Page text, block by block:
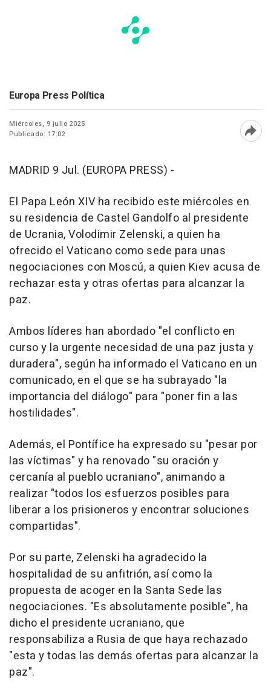
Europa Press Política
Miércoles, 9 julio 2025
Publicado: 17:02
MADRID 9 Jul. (EUROPA PRESS) -
El Papa León XIV ha recibido este miércoles en
su residencia de Castel Gandolfo al presidente
de Ucrania, Volodimir Zelenski, a quien ha
ofrecido el Vaticano como sede para unas
negociaciones con Moscú, a quien Kiev acusa de
rechazar esta y otras ofertas para alcanzar la
paz.
Ambos líderes han abordado "el conflicto en
curso y la urgente necesidad de una paz justa y
duradera", según ha informado el Vaticano en un
comunicado, en el que se ha subrayado "la
importancia del diálogo" para "poner fin a las
hostilidades".
Además, el Pontífice ha expresado su "pesar por
las víctimas" y ha renovado "su oración y
cercanía al pueblo ucraniano", animando a
realizar "todos los esfuerzos posibles para
liberar a los prisioneros y encontrar soluciones
compartidas".
Por su parte, Zelenski ha agradecido la
hospitalidad de su anfitrión, así como la
propuesta de acoger en la Santa Sede las
negociaciones. "Es absolutamente posible", ha
dicho el presidente ucraniano, que
responsabiliza a Rusia de que haya rechazado
"esta y todas las demás ofertas para alcanzar la
paz".